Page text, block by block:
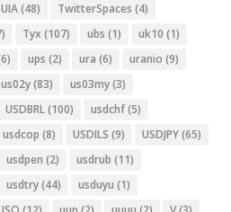
(48) TwitterSpaces (4)
Tyx (107) ubs (1) uk10 (1)
ups (2) ura (6) uranio (9)
us02y(83) us03my(3)
USDBRL(100) usdchf(5)
usdcop (8) USDILS (9) USDJPY(65)
usdpen (2) usdrub (11)
usdtry(44) usduyu (1)